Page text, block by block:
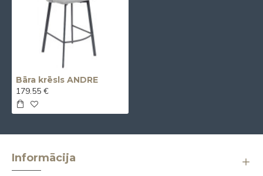
Bāra krēsls ANDRE
179.55 €
Informācija